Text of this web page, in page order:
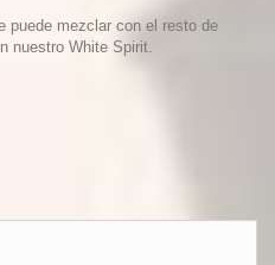
puede mezclar con el resto de
nuestro White Spirit.